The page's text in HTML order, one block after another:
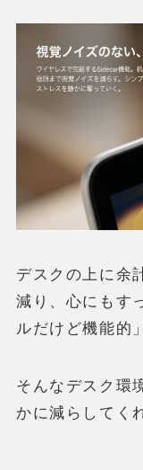
デスクの上に余
減り、心にもす
ルだけど機能的
そんなデスク環
かに減らしてく